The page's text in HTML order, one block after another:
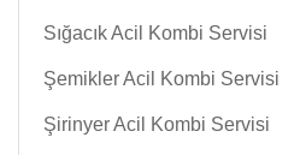
Sığacık Acil Kombi Servisi
Şemikler Acil Kombi Servisi
Şirinyer Acil Kombi Servisi